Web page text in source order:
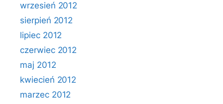
wrzesień 2012
sierpień 2012
lipiec 2012
czerwiec 2012
maj 2012
kwiecień 2012
marzec 2012